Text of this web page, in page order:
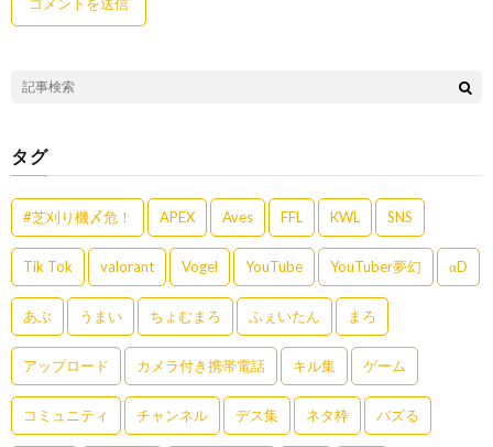
タグ
#芝刈り機〆危！ APEX Aves FFL KWL SNS
Tik Tok valorant Vogel YouTube YouTuber夢幻 αD
あぶ うまい ちょむまろ ふぇいたん まろ
アップロード カメラ付き携帯電話 キル集 ゲーム
コミュニティ チャンネル デス集 ネタ枠 バズる